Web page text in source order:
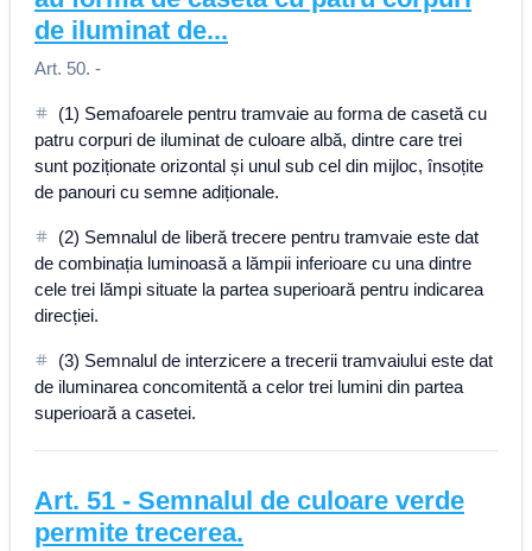
de iluminat de...
Art. 50. -
(1) Semafoarele pentru tramvaie au forma de casetă cu
patru corpuri de iluminat de culoare albă, dintre care trei
sunt poziționate orizontal și unul sub cel din mijloc, însoțite
de panouri cu semne adiționale.
(2) Semnalul de liberă trecere pentru tramvaie este dat
de combinația luminoasă a lămpii inferioare cu una dintre
cele trei lămpi situate la partea superioară pentru indicarea
direcției.
(3) Semnalul de interzicere a trecerii tramvaiului este dat
de iluminarea concomitentă a celor trei lumini din partea
superioară a casetei.
Art. 51 - Semnalul de culoare verde
permite trecerea.